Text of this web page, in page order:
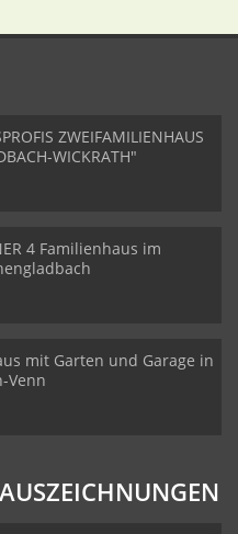
ZWEIFAMILIENHAUS
WICKRATH"
4 Familienhaus im
mit Garten und Garage in
Venn